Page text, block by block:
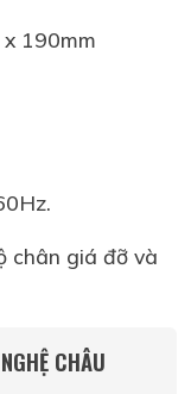
190mm
chân giá đỡ và
CHÂU